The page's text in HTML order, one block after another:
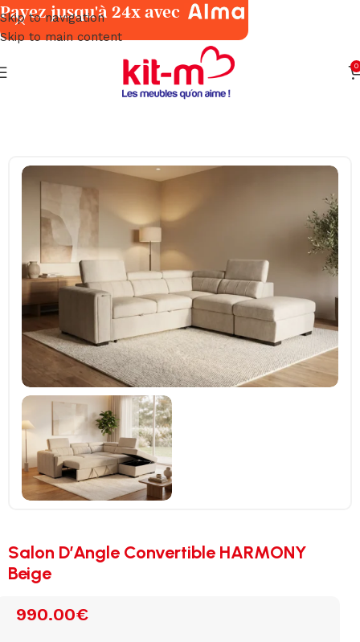
Skip to navigation
Skip to main content
0
Salons & Fauteuils Angles
Salon D’Angle Convertible HARMONY
Beige
990.00€
Payez jusqu'à 24x avec